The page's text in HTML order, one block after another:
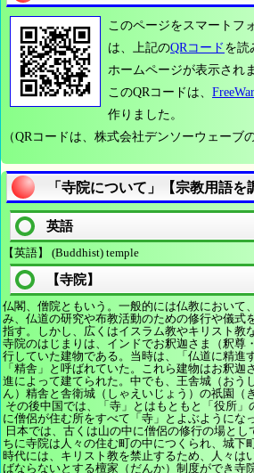
このページをスマートフ
は、上記のQRコード を読
ホームページが表示され
このQRコードは、
作りました。
（QRコードは、株式会社デンソーウェーブ
「寺院について」【宗教用語を
英語
【英語】 (Buddhist) temple
【寺院】
仏閣、僧院ともいう。一般的には仏教において
み、仏道の研究や布教活動のための修行や儀式
指す。しかし、広くはイスラム教やキリスト教
寺院のはじまりは、インドでお釈迦さま（釈尊
行していた建物である。当時は、「仏道に精進
「精舎」と呼ばれていた。これら建物はお釈迦
進によって建てられた。中でも、王舎城（おう
ん）精舎と舎衛城（しゃえいじょう）の祇園（
その後中国では、「寺」とはもともと「役所」
に僧侶が住む所をすべて「寺」とよぶようになっ
日本では、古くは山の中に僧侶の修行の場と
ちに寺院は人々の住む町の中につくられ、城下
時代には、キリスト教を禁止するため、人々は
ばならないとする檀家（だんか）制度ができ寺